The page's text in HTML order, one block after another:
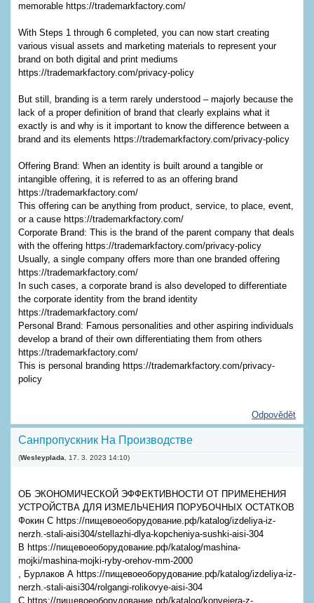
memorable https://trademarkfactory.com/
With Steps 1 through 6 completed, you can now start creating
various visual assets and marketing materials to represent your
brand on both digital and print mediums
https://trademarkfactory.com/privacy-policy
But still, branding is a term rarely understood – majorly because the
lack of a proper definition of brand that clearly explains what it
exactly is and why is it important to know the difference between a
brand and its elements https://trademarkfactory.com/privacy-policy
Offering Brand: When an identity is built around a tangible or
intangible offering, it is referred to as an offering brand
https://trademarkfactory.com/
This offering can be anything from product, service, to place, event,
or a cause https://trademarkfactory.com/
Corporate Brand: This is the brand of the parent company that deals
with the offering https://trademarkfactory.com/privacy-policy
Usually, a single company offers more than one branded offering
https://trademarkfactory.com/
In such cases, a corporate brand is also developed to differentiate
the corporate identity from the brand identity
https://trademarkfactory.com/
Personal Brand: Famous personalities and other aspiring individuals
develop a brand of their own differentiating them from others
https://trademarkfactory.com/
This is personal branding https://trademarkfactory.com/privacy-
policy
Odpovědět
Санпропускник На Производстве
(Wesleyplada 17. 3. 2023 14:10)
ОБ ЭКОНОМИЧЕСКОЙ ЭФФЕКТИВНОСТИ ОТ ПРИМЕНЕНИЯ
УСТРОЙСТВА ДЛЯ ИЗМЕЛЬЧЕНИЯ ПОРУБОЧНЫХ ОСТАТКОВ
Фокин С https://пищевоеоборудование.рф/katalog/izdeliya-iz-
nerzh.-stali-aisi304/stellazhi-dlya-kopcheniya-sushki-aisi-304
В https://пищевоеоборудование.рф/katalog/mashina-
mojki/mashina-mojki-ryby-orehov-mm-2000
, Бурлаков А https://пищевоеоборудование.рф/katalog/izdeliya-iz-
nerzh.-stali-aisi304/rolgangi-rolikovye-aisi-304
С https://пищевоеоборудование.рф/katalog/konvejera-z-